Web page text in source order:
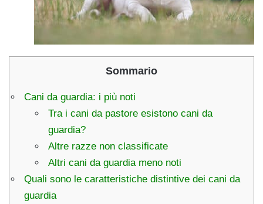
Sommario
Cani da guardia: i più noti
Tra i cani da pastore esistono cani da
guardia?
Altre razze non classificate
Altri cani da guardia meno noti
Quali sono le caratteristiche distintive dei cani da
guardia